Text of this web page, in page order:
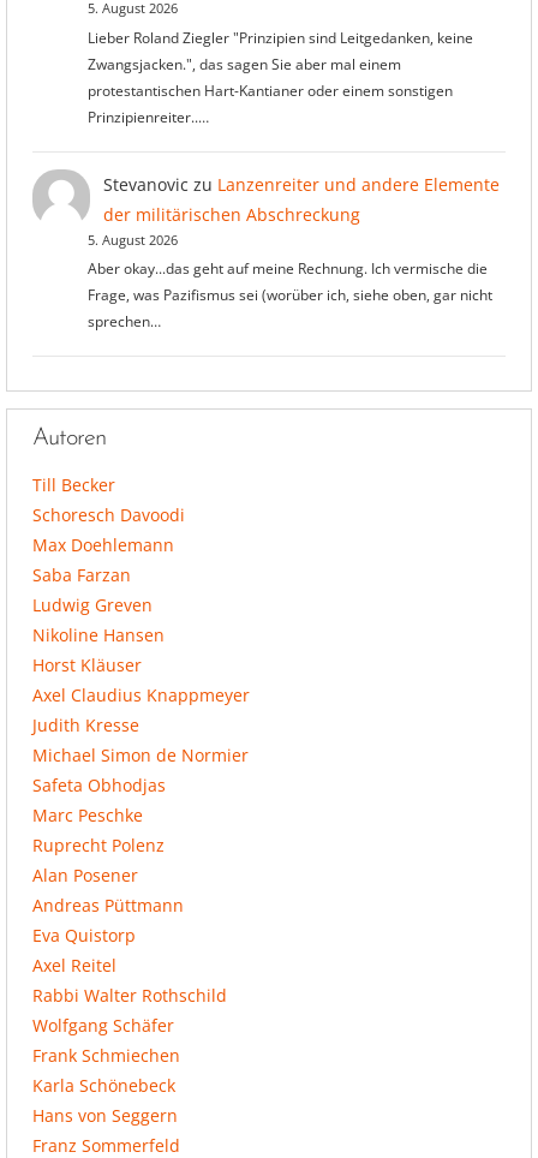
5. August 2026
Lieber Roland Ziegler "Prinzipien sind Leitgedanken, keine
Zwangsjacken.", das sagen Sie aber mal einem
protestantischen Hart-Kantianer oder einem sonstigen
Prinzipienreiter..…
Stevanovic zu Lanzenreiter und andere Elemente
der militärischen Abschreckung
5. August 2026
Aber okay...das geht auf meine Rechnung. Ich vermische die
Frage, was Pazifismus sei (worüber ich, siehe oben, gar nicht
sprechen…
Autoren
Till Becker
Schoresch Davoodi
Max Doehlemann
Saba Farzan
Ludwig Greven
Nikoline Hansen
Horst Kläuser
Axel Claudius Knappmeyer
Judith Kresse
Michael Simon de Normier
Safeta Obhodjas
Marc Peschke
Ruprecht Polenz
Alan Posener
Andreas Püttmann
Eva Quistorp
Axel Reitel
Rabbi Walter Rothschild
Wolfgang Schäfer
Frank Schmiechen
Karla Schönebeck
Hans von Seggern
Franz Sommerfeld